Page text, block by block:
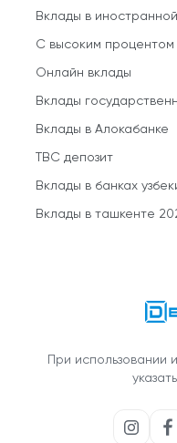
Вклады в
С высоким процентом
Онлайн вклады
Вклады
Вклады в Алокабанке
TBC депозит
Вклады в банках
Вклады в ташкенте
При